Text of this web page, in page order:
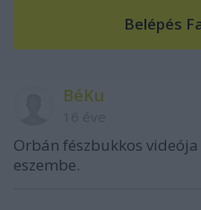
BéKu
Orbán fészbukkos
eszembe.